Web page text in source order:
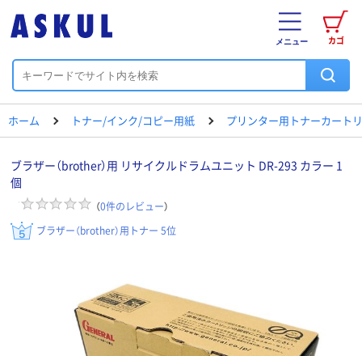
カゴ
メニュー
ホーム トナー/インク/コピー用紙 プリンター用トナーカート
ブラザー（brother）用 リサイクルドラムユニット DR-293 カラー 1
個
（0件のレビュー）
ブラザー（brother）用トナー 5位